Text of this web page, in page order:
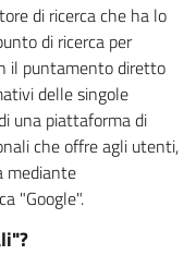
di ricerca che ha lo
di ricerca per
il puntamento diretto
delle singole
una piattaforma di
che offre agli utenti,
mediante
"Google".